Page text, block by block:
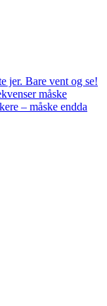
jer. Bare vent og se!
måske
– måske endda